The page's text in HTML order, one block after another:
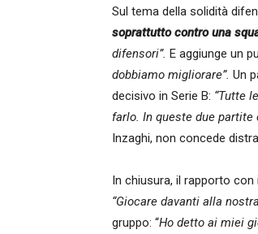
Sul tema della solidità
soprattutto contro una
difensori”. E aggiunge un
dobbiamo migliorare”. Un
decisivo in Serie B: “Tutte
farlo. In queste due
Inzaghi, non concede
In chiusura, il rapporto con
“Giocare davanti alla
gruppo: “Ho detto ai miei